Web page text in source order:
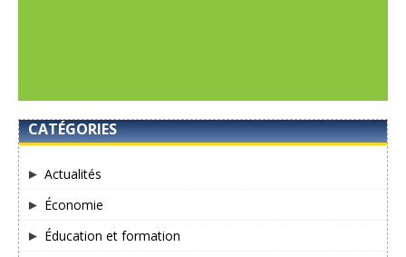
CATÉGORIES
Actualités
Économie
Éducation et formation